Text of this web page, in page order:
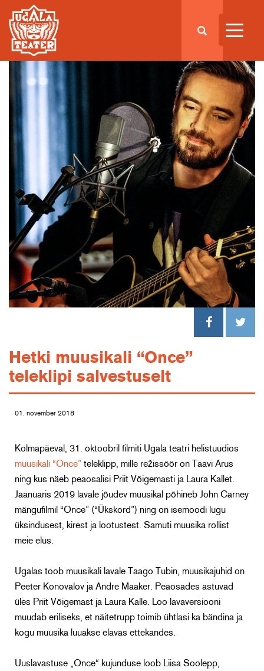
Hetki muusikali “Once”
teleklipi salvestuselt
01. november 2018
Kolmapäeval, 31. oktoobril filmiti Ugala teatri helistuudios
muusikali “Once” teleklipp, mille režissöör on Taavi Arus
ning kus näeb peaosalisi Priit Võigemasti ja Laura Kallet.
Jaanuaris 2019 lavale jõudev muusikal põhineb John Carney
mängufilmil “Once” (“Ükskord”) ning on isemoodi lugu
üksindusest, kirest ja lootustest. Samuti muusika rollist
meie elus.
Ugalas toob muusikali lavale Taago Tubin, muusikajuhid on
Peeter Konovalov ja Andre Maaker. Peaosades astuvad
üles Priit Võigemast ja Laura Kalle. Loo lavaversiooni
muudab eriliseks, et näitetrupp toimib ühtlasi ka bändina ja
kogu muusika luuakse elavas ettekandes.
Uuslavastuse „Once“ kujunduse loob Liisa Soolepp,